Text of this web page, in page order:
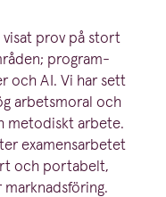
visat prov på stort
program­
och AI . Vi har sett
arbetsmoral och
metodiskt arbete.
examens­ar­betet
och portabelt,